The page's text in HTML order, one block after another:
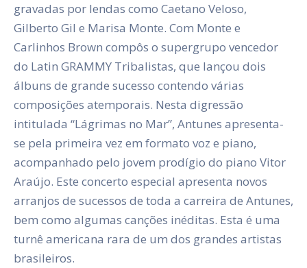
gravadas por lendas como Caetano Veloso,
Gilberto Gil e Marisa Monte. Com Monte e
Carlinhos Brown compôs o supergrupo vencedor
do Latin GRAMMY Tribalistas, que lançou dois
álbuns de grande sucesso contendo várias
composições atemporais. Nesta digressão
intitulada “Lágrimas no Mar”, Antunes apresenta-
se pela primeira vez em formato voz e piano,
acompanhado pelo jovem prodígio do piano Vitor
Araújo. Este concerto especial apresenta novos
arranjos de sucessos de toda a carreira de Antunes,
bem como algumas canções inéditas. Esta é uma
turnê americana rara de um dos grandes artistas
brasileiros.